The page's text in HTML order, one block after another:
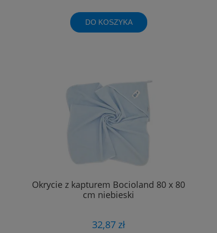
DO KOSZYKA
Okrycie z kapturem Bocioland 80 x 80
cm niebieski
32,87 zł